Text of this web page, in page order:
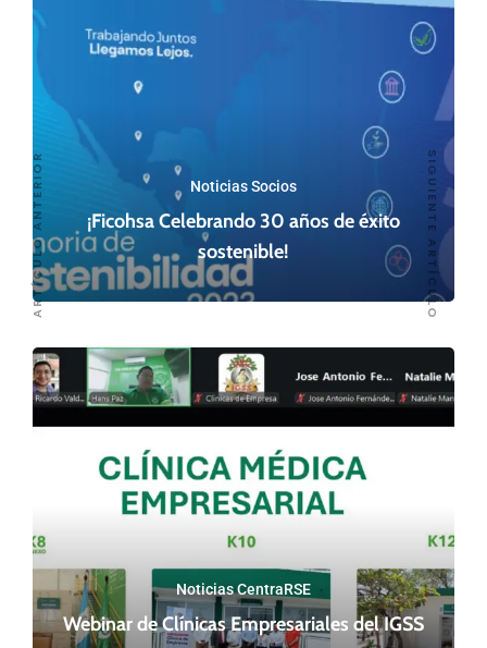
Noticias Socios
¡Ficohsa Celebrando 30 años de éxito
sostenible!
Noticias CentraRSE
Webinar de Clínicas Empresariales del IGSS
ARTÍCULO ANTERIOR SIGUIENTE ARTÍCULO